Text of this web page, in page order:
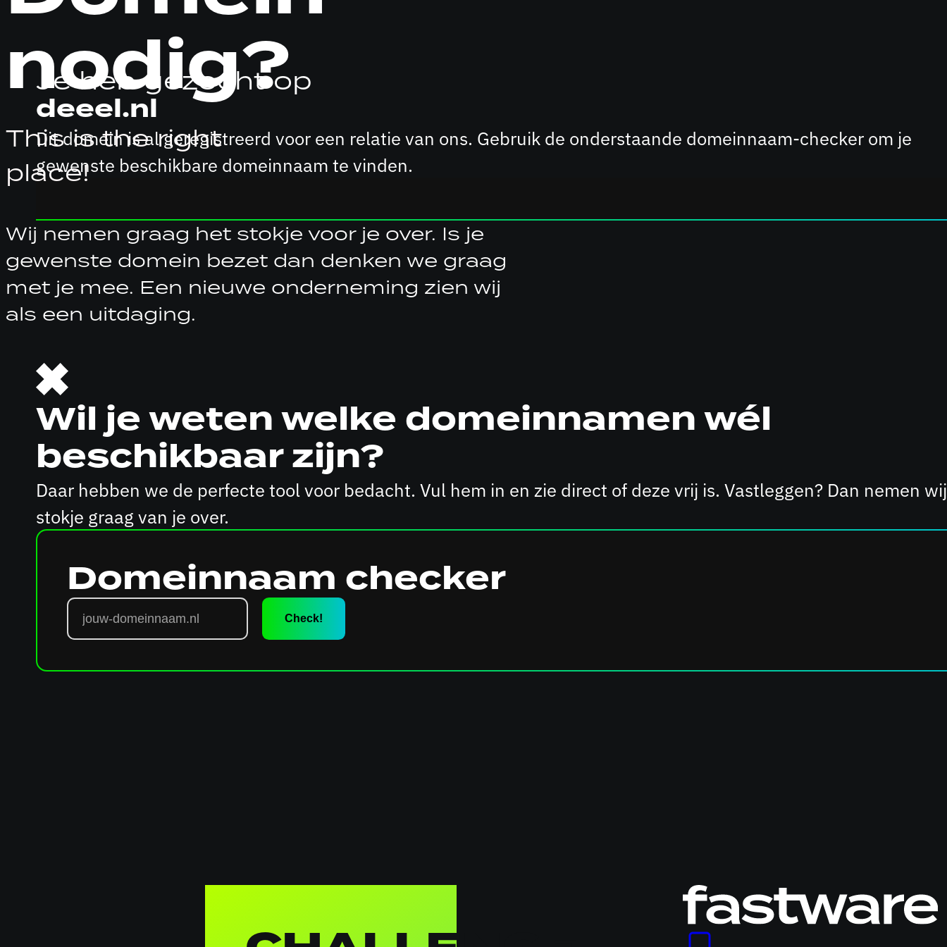
nodig?
This is the right
place!
Wij nemen graag het stokje voor je over. Is je
gewenste domein bezet dan denken we graag
met je mee. Een nieuwe onderneming zien wij
als een uitdaging.
Je heb gezocht op
deeel.nl
Dit domein is al geregistreerd voor een relatie van ons. Gebruik de onderstaande domeinnaam-checker om je
gewenste beschikbare domeinnaam te vinden.
Wil je weten welke domeinnamen wél
beschikbaar zijn?
Daar hebben we de perfecte tool voor bedacht. Vul hem in en zie direct of deze vrij is. Vastleggen? Dan nemen
stokje graag van je over.
Domeinnaam checker
Logo
Fastware,